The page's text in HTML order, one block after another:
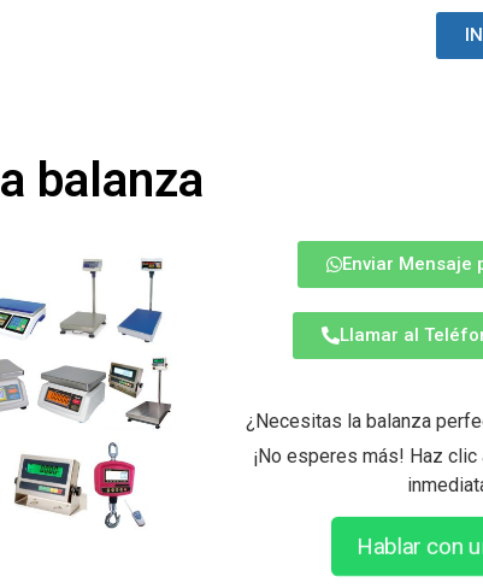
balanza
Enviar Mensaje
Llamar al
¿Necesitas la balanza
¡No esperes más! Haz
Hablar con